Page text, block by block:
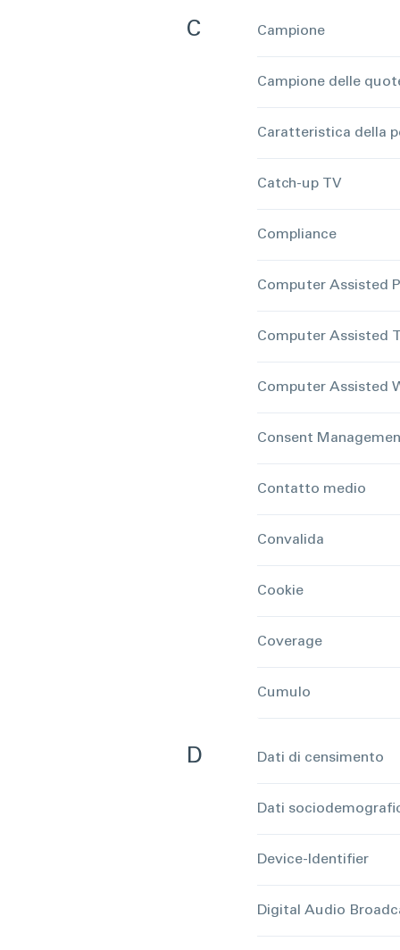
C Campione
Campione delle
Caratteristica della
Catch-up TV
Compliance
Computer Assisted
Computer Assisted
Computer Assisted
Consent
Contatto medio
Convalida
Cookie
Coverage
Cumulo
D Dati di censimento
Dati
Device-Identifier
Digital Audio